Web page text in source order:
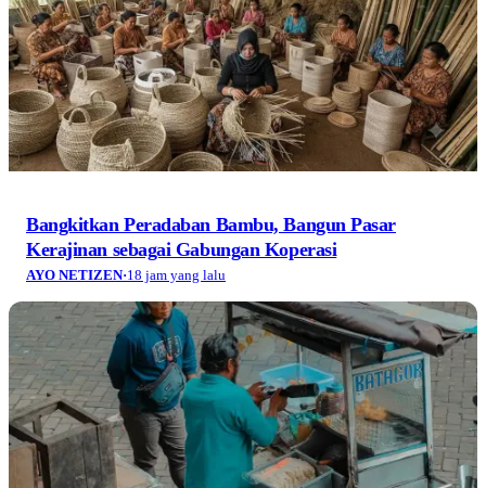
Bangkitkan Peradaban Bambu, Bangun Pasar
Kerajinan sebagai Gabungan Koperasi
AYO NETIZEN·18 jam yang lalu